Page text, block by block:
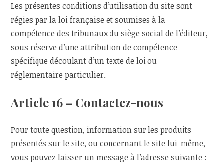
Les présentes conditions d’utilisation du site sont
régies par la loi française et soumises à la
compétence des tribunaux du siège social de l’éditeur,
sous réserve d’une attribution de compétence
spécifique découlant d’un texte de loi ou
réglementaire particulier.
Article 16 – Contactez-nous
Pour toute question, information sur les produits
présentés sur le site, ou concernant le site lui-même,
vous pouvez laisser un message à l’adresse suivante :